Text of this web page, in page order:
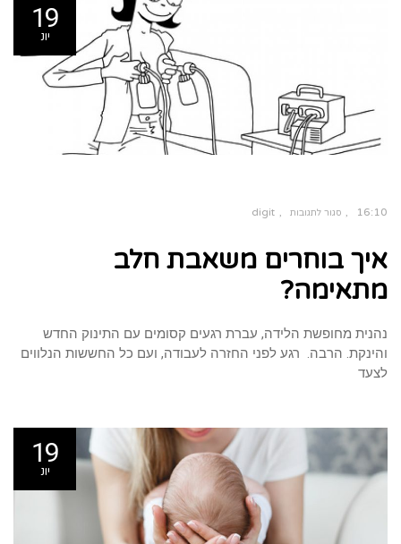
19
יונ
16:10 סגור לתגובות
בוחרים
משאבת
חלב
digit
איך בוחרים משאבת חלב
מתאימה?
נהנית מחופשת הלידה, עברת רגעים קסומים עם התינוק החדש
והינקת. הרבה. רגע לפני החזרה לעבודה, ועם כל החששות הנלווים
לצעד
19
יונ